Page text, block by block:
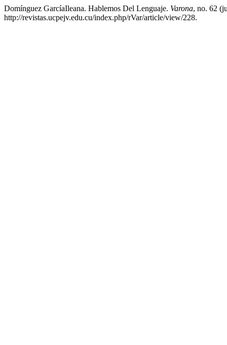
Domínguez GarcíaIleana. Hablemos Del Lenguaje. Varona, no. 62
http://revistas.ucpejv.edu.cu/index.php/rVar/article/view/228.